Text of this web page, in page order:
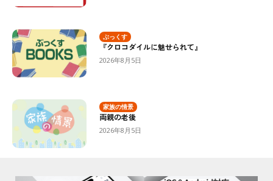
ぶっくす
『クロコダイルに魅せられて』
2026年8月5日
家族の情景
両親の老後
2026年8月5日